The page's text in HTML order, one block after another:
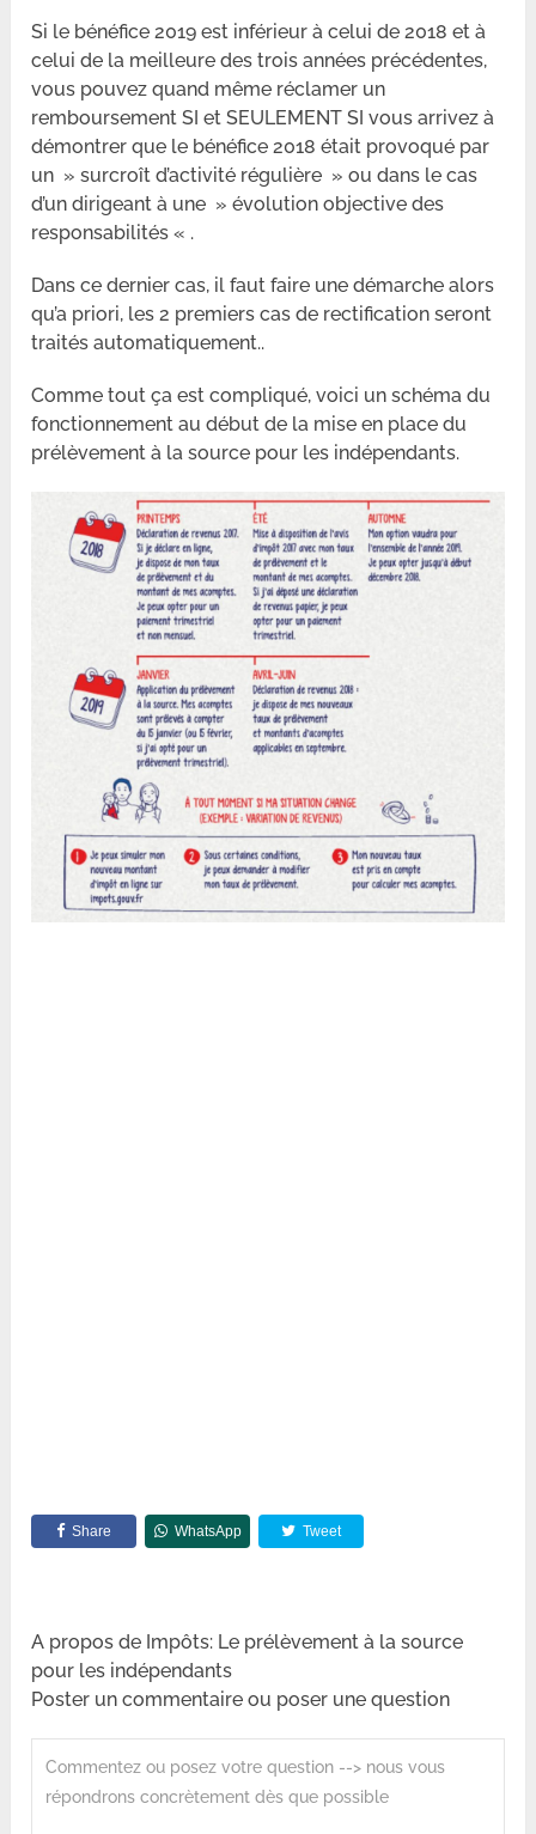
Si le bénéfice 2019 est inférieur à celui de 2018 et à
celui de la meilleure des trois années précédentes,
vous pouvez quand même réclamer un
remboursement SI et SEULEMENT SI vous arrivez à
démontrer que le bénéfice 2018 était provoqué par
un » surcroît d’activité régulière » ou dans le cas
d’un dirigeant à une » évolution objective des
responsabilités « .
Dans ce dernier cas, il faut faire une démarche alors
qu’a priori, les 2 premiers cas de rectification seront
traités automatiquement..
Comme tout ça est compliqué, voici un schéma du
fonctionnement au début de la mise en place du
prélèvement à la source pour les indépendants.
Share WhatsApp Tweet
A propos de Impôts: Le prélèvement à la source
pour les indépendants
Poster un commentaire ou poser une question